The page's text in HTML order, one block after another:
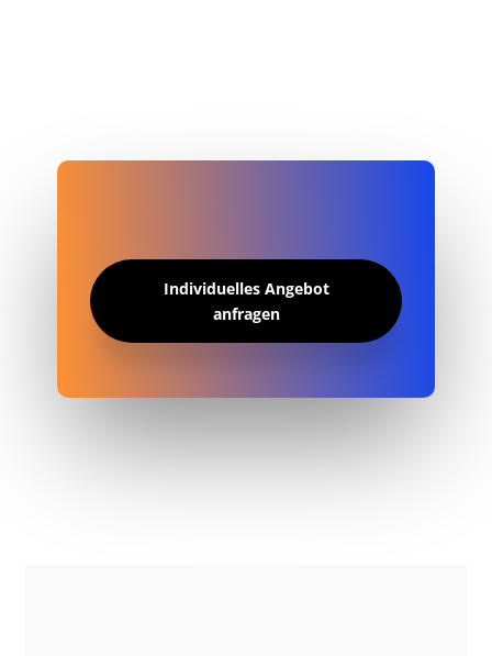
Individuelles Angebot
anfragen